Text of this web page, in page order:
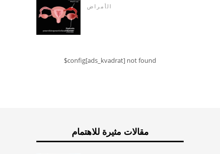
الأمراض
$config[ads_kvadrat] not found
مقالات مثيرة للاهتمام